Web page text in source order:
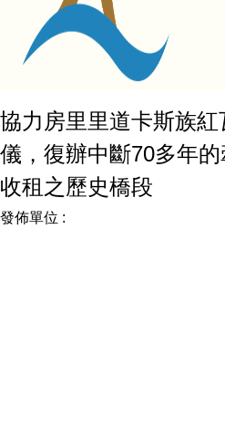
協力房里里道卡斯族
儀，復辦中斷70多年
收租之歷史橋段
發佈單位 :